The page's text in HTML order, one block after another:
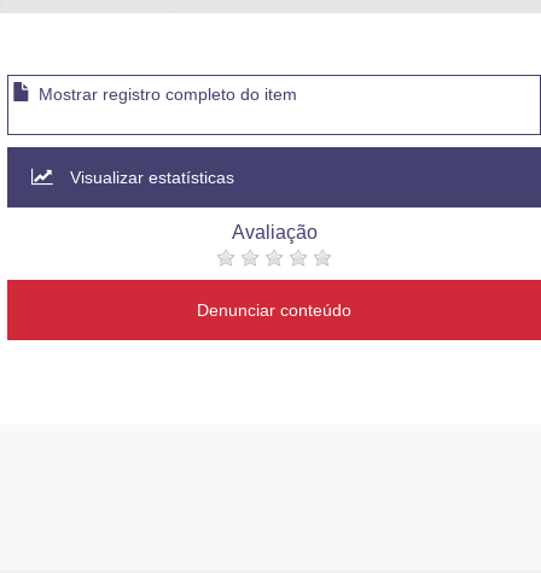
Mostrar registro completo do item
Visualizar estatísticas
Avaliação
Denunciar conteúdo